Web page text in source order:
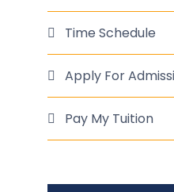
Time Schedule
Apply For
Pay My Tuition